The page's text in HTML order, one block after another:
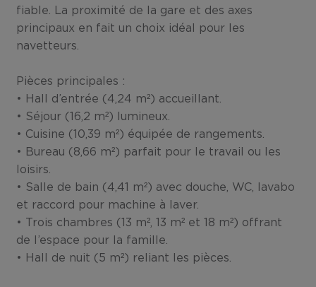
fiable. La proximité de la gare et des axes
principaux en fait un choix idéal pour les
navetteurs.
Pièces principales :
• Hall d’entrée (4,24 m²) accueillant.
• Séjour (16,2 m²) lumineux.
• Cuisine (10,39 m²) équipée de rangements.
• Bureau (8,66 m²) parfait pour le travail ou les
loisirs.
• Salle de bain (4,41 m²) avec douche, WC, lavabo
et raccord pour machine à laver.
• Trois chambres (13 m², 13 m² et 18 m²) offrant
de l’espace pour la famille.
• Hall de nuit (5 m²) reliant les pièces.